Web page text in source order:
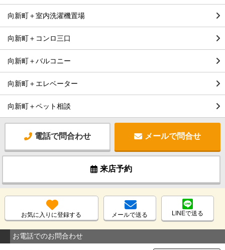
向新町＋室内洗濯機置場
向新町＋コンロ三口
向新町＋バルコニー
向新町＋エレベーター
向新町＋ペット相談
電話で問合わせ メールで問合せ
来店予約
お気に入りに登録する メールで送る LINEで送る
お電話でのお問合わせ